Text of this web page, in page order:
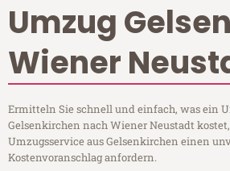
Umzug
Wiener
Ermitteln Sie schnell und einfach, was ein
Gelsenkirchen nach Wiener Neustadt
Umzugsservice aus Gelsenkirchen einen
Kostenvoranschlag anfordern.